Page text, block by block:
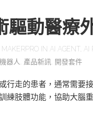
驅動醫療
MAKERPRO IN AI AGENT AI
機器人 產品新訊 開發套件
行走的患者，通常需要
練肢體功能，協助大腦